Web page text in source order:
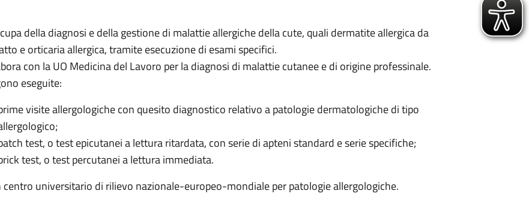
della diagnosi e della gestione di malattie allergiche della cute, quali dermatite allergica da
e orticaria allergica, tramite esecuzione di esami specifici.
con la UO Medicina del Lavoro per la diagnosi di malattie cutanee e di origine professinale.
eseguite:
visite allergologiche con quesito diagnostico relativo a patologie dermatologiche di tipo
test, o test epicutanei a lettura ritardata, con serie di apteni standard e serie specifiche;
test, o test percutanei a lettura immediata.
centro universitario di rilievo nazionale-europeo-mondiale per patologie allergologiche.